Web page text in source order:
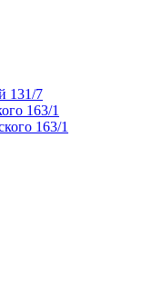
131/7
163/1
163/1